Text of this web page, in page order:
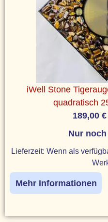
iWell Stone
quadratisch
189,00 €
Nur
Lieferzeit: Wenn als
Mehr Informationen